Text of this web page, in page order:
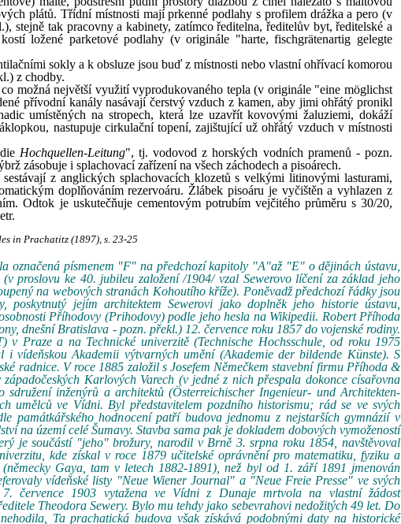
plátů. Třídní místnosti mají prkenné podlahy s profilem drážka a pero (v
stejně tak pracovny a kabinety, zatímco ředitelna, ředitelův byt, ředitelské a
ložené parketové podlahy (v originále "harte, fischgrätenartig gelegte
sokly a k obsluze jsou buď z místnosti nebo vlastní ohřívací komorou
z chodby.
možná největší využití vyprodukovaného tepla (v originále "eine möglichst
přívodní kanály nasávají čerstvý vzduch z kamen, aby jimi ohřátý pronikl
umístěných na stropech, která lze uzavřít kovovými žaluziemi, dokáží
nastupuje cirkulační topení, zajištující už ohřátý vzduch v místnosti
Hochquellen-Leitung", tj. vodovod z horských vodních pramenů - pozn.
zásobuje i splachovací zařízení na všech záchodech a pisoárech.
z anglických splachovacích klozetů s velkými litinovými lasturami,
doplňováním rezervoáru. Žlábek pisoáru je vyčištěn a vyhlazen z
Odtok je uskutečňuje cementovým potrubím vejčitého průměru s 30/20,
in Prachatitz (1897), s. 23-25
označená písmenem "F" na předchozí kapitoly "A"až "E" o dějinách ústavu,
proslovu ke 40. jubileu založení /1904/ vzal Sewerovo líčení za základ jeho
na webových stranách Kohoutího kříže). Poněvadž předchozí řádky jsou
poskytnutý jejím architektem Sewerovi jako doplněk jeho historie ústavu,
Příhodovy (Prihodovy) podle jeho hesla na Wikipedii. Robert Příhoda
dnešní Bratislava - pozn. překl.) 12. července roku 1857 do vojenské rodiny.
v Praze a na Technické univerzitě (Technische Hochsschule, od roku 1975
vídeňskou Akademii výtvarných umění (Akademie der bildende Künste). S
radnice. V roce 1885 založil s Josefem Němečkem stavební firmu Příhoda &
Karlových Varech (v jedné z nich přespala dokonce císařovna
inženýrů a architektů (Österreichischer Ingenieur- und Architekten-
umělců ve Vídni. Byl představitelem pozdního historismu; rád se ve svých
památkářského hodnocení patří budova jednomu z nejstarších gymnázií v
na území celé Šumavy. Stavba sama pak je dokladem dobových vymožeností
je součástí "jeho" brožury, narodil v Brně 3. srpna roku 1854, navštěvoval
kde získal v roce 1879 učitelské oprávnění pro matematiku, fyziku a
Gaya, tam v letech 1882-1891), než byl od 1. září 1891 jmenován
vídeňské listy "Neue Wiener Journal" a "Neue Freie Presse" ve svých
července 1903 vytažena ve Vídni z Dunaje mrtvola na vlastní žádost
Theodora Sewery. Bylo mu tehdy jako sebevrahovi nedožitých 49 let. Do
Ta prachatická budova však získává podobnými daty na historické